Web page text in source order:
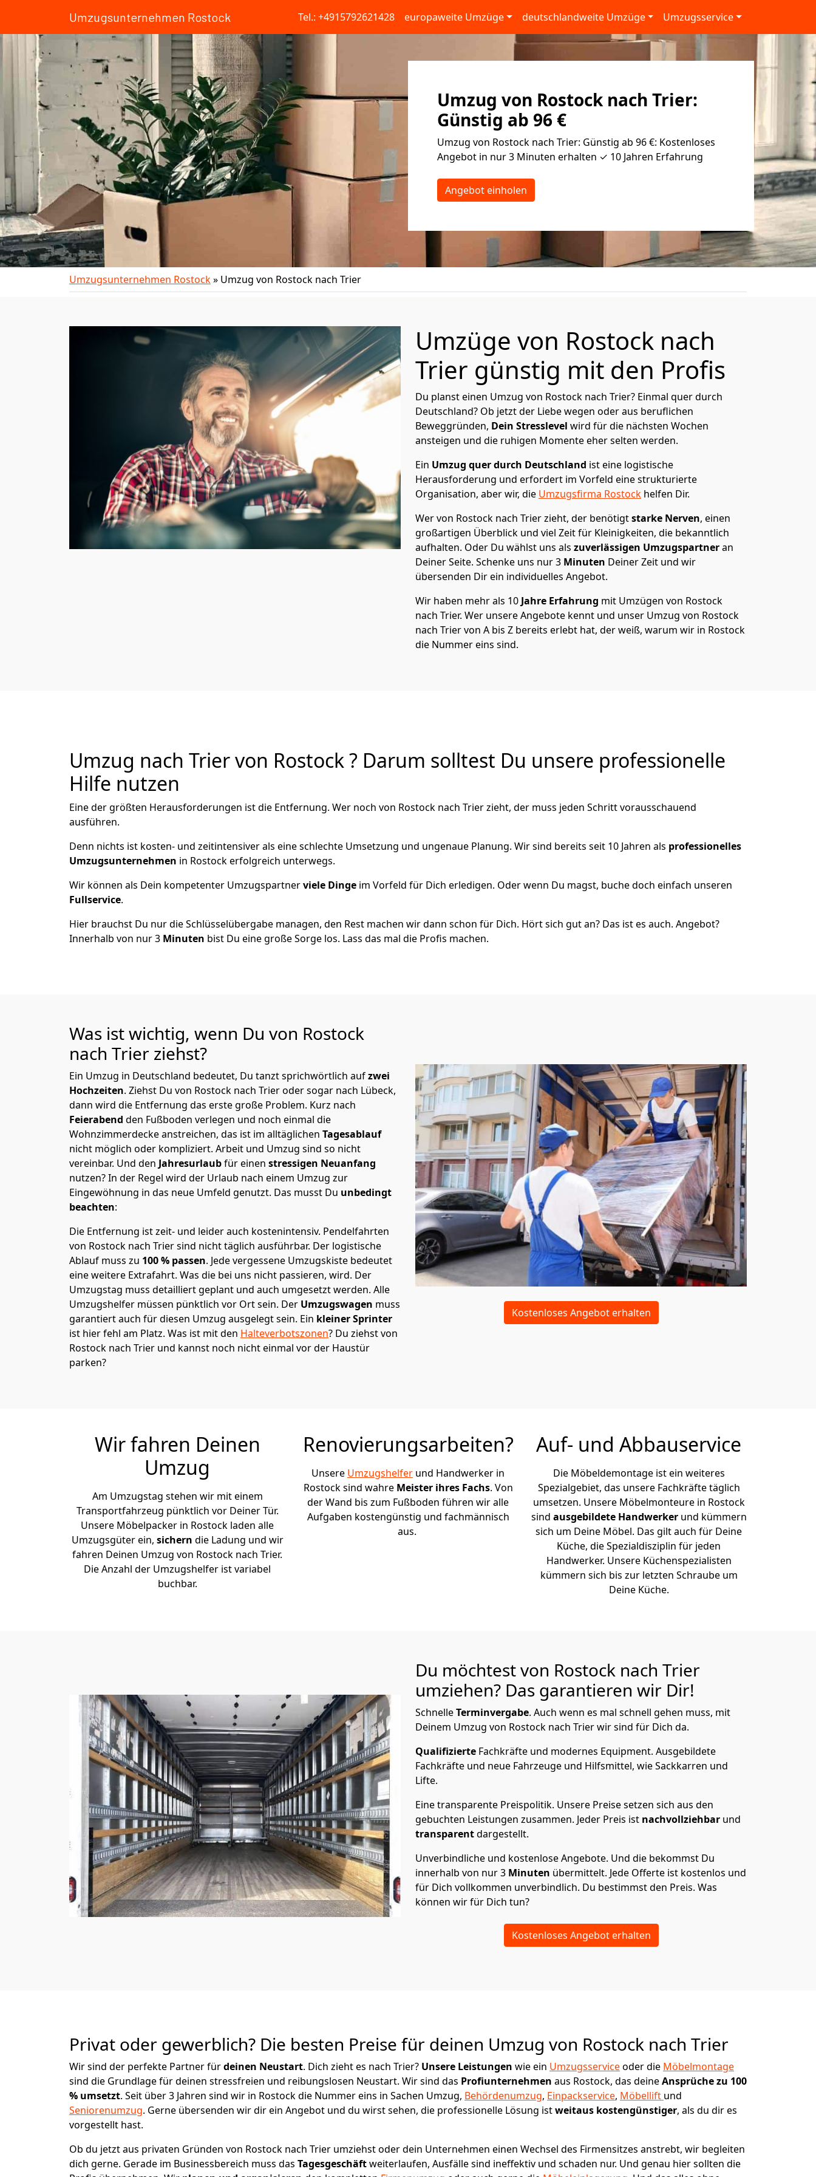
Umzugsunternehmen Rostock Tel.: +4915792621428 europaweite Umzüge deutschlandweite Umzüge Umzugsservice
Umzug von Rostock nach Trier:
Günstig ab 96 €
Umzug von Rostock nach Trier: Günstig ab 96 €: Kostenloses
Angebot in nur 3 Minuten erhalten ✓ 10 Jahren Erfahrung
Angebot einholen
Umzugsunternehmen Rostock» Umzug von Rostock nach Trier
Umzüge von Rostock nach
Trier günstig mit den Profis
Du planst einen Umzug von Rostock nach Trier? Einmal quer durch
Deutschland? Ob jetzt der Liebe wegen oder aus beruflichen
Beweggründen, Dein Stresslevel wird für die nächsten Wochen
ansteigen und die ruhigen Momente eher selten werden.
Ein Umzug quer durch Deutschland ist eine logistische
Herausforderung und erfordert im Vorfeld eine strukturierte
Organisation, aber wir, die Umzugsfirma Rostock helfen Dir.
Wer von Rostock nach Trier zieht, der benötigtstarke Nerven, einen
großartigen Überblick und viel Zeit für Kleinigkeiten, die bekanntlich
aufhalten. Oder Du wählst uns als zuverlässigen Umzugspartneran
Deiner Seite. Schenke uns nur3 Minuten Deiner Zeit und wir
übersenden Dir ein individuelles Angebot.
Wir haben mehr als 10 Jahre Erfahrung mit Umzügen von Rostock
nach Trier. Wer unsere Angebote kennt und unser Umzug von Rostock
nach Trier von A bis Z bereits erlebt hat, der weiß, warum wir in Rostock
die Nummer eins sind.
Umzug nach Trier von Rostock ? Darum solltest Du unsere professionelle
Hilfe nutzen
Eine der größten Herausforderungen ist die Entfernung. Wer noch von Rostock nach Trier zieht, der muss jeden Schritt vorausschauend
ausführen.
Denn nichts ist kosten- und zeitintensiver als eine schlechte Umsetzung und ungenaue Planung. Wir sind bereits seit 10 Jahren als professionelles
Umzugsunternehmen in Rostock erfolgreich unterwegs.
Wir können als Dein kompetenter Umzugspartnerviele Dinge im Vorfeld für Dich erledigen. Oder wenn Du magst, buche doch einfach unseren
Fullservice.
Hier brauchst Du nur die Schlüsselübergabe managen, den Rest machen wir dann schon für Dich. Hört sich gut an? Das ist es auch. Angebot?
Innerhalb von nur 3 Minuten bist Du eine große Sorge los. Lass das mal die Profis machen.
Was ist wichtig, wenn Du von Rostock
nach Trier ziehst?
Ein Umzug in Deutschland bedeutet, Du tanzt sprichwörtlich aufzwei
Hochzeiten. Ziehst Du von Rostock nach Trier oder sogar nach Lübeck,
dann wird die Entfernung das erste große Problem. Kurz nach
Feierabend den Fußboden verlegen und noch einmal die
Wohnzimmerdecke anstreichen, das ist im alltäglichen Tagesablauf
nicht möglich oder kompliziert. Arbeit und Umzug sind so nicht
vereinbar. Und den Jahresurlaubfür einen stressigen Neuanfang
nutzen? In der Regel wird der Urlaub nach einem Umzug zur
Eingewöhnung in das neue Umfeld genutzt. Das musst Du unbedingt
beachten:
Die Entfernung ist zeit- und leider auch kostenintensiv. Pendelfahrten
von Rostock nach Trier sind nicht täglich ausführbar. Der logistische
Ablauf muss zu 100 % passen. Jede vergessene Umzugskiste bedeutet
eine weitere Extrafahrt. Was die bei uns nicht passieren, wird. Der
Umzugstag muss detailliert geplant und auch umgesetzt werden. Alle
Umzugshelfer müssen pünktlich vor Ort sein. Der Umzugswagen muss
garantiert auch für diesen Umzug ausgelegt sein. Ein kleiner Sprinter
ist hier fehl am Platz. Was ist mit den Halteverbotszonen? Du ziehst von
Rostock nach Trier und kannst noch nicht einmal vor der Haustür
parken?
Kostenloses Angebot erhalten
Wir fahren Deinen
Umzug
Am Umzugstag stehen wir mit einem
Transportfahrzeug pünktlich vor Deiner Tür.
Unsere Möbelpacker in Rostock laden alle
Umzugsgüter ein, sichern die Ladung und wir
fahren Deinen Umzug von Rostock nach Trier.
Die Anzahl der Umzugshelfer ist variabel
buchbar.
Renovierungsarbeiten?
Unsere Umzugshelfer und Handwerker in
Rostock sind wahre Meister ihres Fachs. Von
der Wand bis zum Fußboden führen wir alle
Aufgaben kostengünstig und fachmännisch
aus.
Auf- und Abbauservice
Die Möbeldemontage ist ein weiteres
Spezialgebiet, das unsere Fachkräfte täglich
umsetzen. Unsere Möbelmonteure in Rostock
sind ausgebildete Handwerker und kümmern
sich um Deine Möbel. Das gilt auch für Deine
Küche, die Spezialdisziplin für jeden
Handwerker. Unsere Küchenspezialisten
kümmern sich bis zur letzten Schraube um
Deine Küche.
Du möchtest von Rostock nach Trier
umziehen? Das garantieren wir Dir!
SchnelleTerminvergabe. Auch wenn es mal schnell gehen muss, mit
Deinem Umzug von Rostock nach Trier wir sind für Dich da.
Qualifizierte Fachkräfte und modernes Equipment. Ausgebildete
Fachkräfte und neue Fahrzeuge und Hilfsmittel, wie Sackkarren und
Lifte.
Eine transparente Preispolitik. Unsere Preise setzen sich aus den
gebuchten Leistungen zusammen. Jeder Preis ist nachvollziehbar und
transparentdargestellt.
Unverbindliche und kostenlose Angebote. Und die bekommst Du
innerhalb von nur3 Minuten übermittelt. Jede Offerte ist kostenlos und
für Dich vollkommen unverbindlich. Du bestimmst den Preis. Was
können wir für Dich tun?
Kostenloses Angebot erhalten
Privat oder gewerblich? Die besten Preise für deinen Umzug von Rostock nach Trier
Wir sind der perfekte Partner fürdeinen Neustart. Dich zieht es nach Trier? Unsere Leistungen wie ein Umzugsserviceoder die Möbelmontage
sind die Grundlage für deinen stressfreien und reibungslosen Neustart. Wir sind das Profiunternehmen aus Rostock, das deineAnsprüche zu 100
% umsetzt. Seit über 3 Jahren sind wir in Rostock die Nummer eins in Sachen Umzug, Behördenumzug, Einpackservice, Möbellift und
Seniorenumzug. Gerne übersenden wir dir ein Angebot und du wirst sehen, die professionelle Lösung istweitaus kostengünstiger, als du dir es
vorgestellt hast.
Ob du jetzt aus privaten Gründen von Rostock nach Trier umziehst oder dein Unternehmen einen Wechsel des Firmensitzes anstrebt, wir begleiten
dich gerne. Gerade im Businessbereich muss das Tagesgeschäftweiterlaufen, Ausfälle sind ineffektiv und schaden nur. Und genau hier sollten die